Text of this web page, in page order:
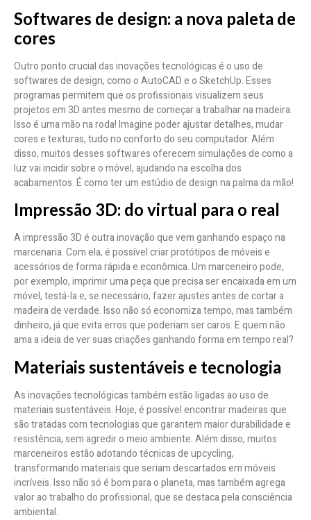
Softwares de design: a nova paleta de
cores
Outro ponto crucial das inovações tecnológicas é o uso de
softwares de design, como o AutoCAD e o SketchUp. Esses
programas permitem que os profissionais visualizem seus
projetos em 3D antes mesmo de começar a trabalhar na madeira.
Isso é uma mão na roda! Imagine poder ajustar detalhes, mudar
cores e texturas, tudo no conforto do seu computador. Além
disso, muitos desses softwares oferecem simulações de como a
luz vai incidir sobre o móvel, ajudando na escolha dos
acabamentos. É como ter um estúdio de design na palma da mão!
Impressão 3D: do virtual para o real
A impressão 3D é outra inovação que vem ganhando espaço na
marcenaria. Com ela, é possível criar protótipos de móveis e
acessórios de forma rápida e econômica. Um marceneiro pode,
por exemplo, imprimir uma peça que precisa ser encaixada em um
móvel, testá-la e, se necessário, fazer ajustes antes de cortar a
madeira de verdade. Isso não só economiza tempo, mas também
dinheiro, já que evita erros que poderiam ser caros. E quem não
ama a ideia de ver suas criações ganhando forma em tempo real?
Materiais sustentáveis e tecnologia
As inovações tecnológicas também estão ligadas ao uso de
materiais sustentáveis. Hoje, é possível encontrar madeiras que
são tratadas com tecnologias que garantem maior durabilidade e
resistência, sem agredir o meio ambiente. Além disso, muitos
marceneiros estão adotando técnicas de upcycling,
transformando materiais que seriam descartados em móveis
incríveis. Isso não só é bom para o planeta, mas também agrega
valor ao trabalho do profissional, que se destaca pela consciência
ambiental.